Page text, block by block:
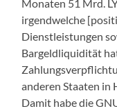
Monaten 51 Mrd.
irgendwelche
Dienstleistungen
Bargeldliquidität
anderen Staaten in
Damit habe die